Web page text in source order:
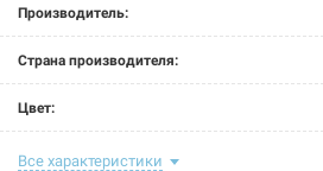
Производитель:
Страна производителя:
Цвет:
Материал витража:
Все характеристики